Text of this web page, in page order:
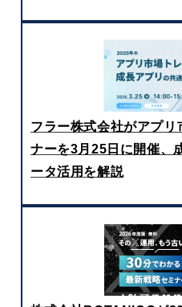
フラー株式会社がアプ
ナーを3月25日に開催、
ータ活用を解説